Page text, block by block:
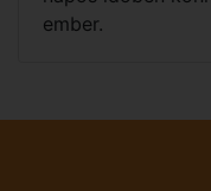
ember.